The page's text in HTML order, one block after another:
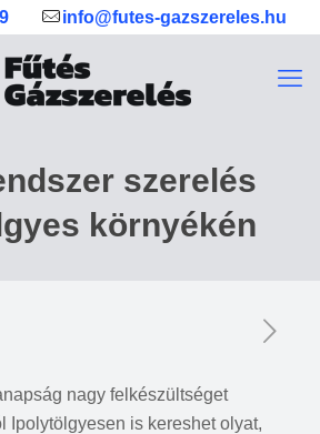
info@futes-gazszereles.hu
szerelés
környékén
nagy felkészültséget
Ipolytölgyesen is kereshet olyat,